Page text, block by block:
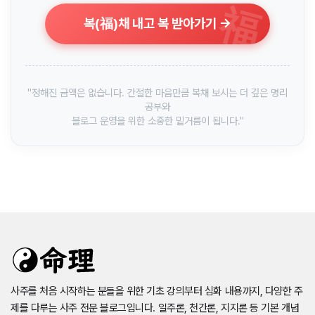
복(福)채 내고 복 받아가기 →福
"정해진 금액은 없습니다. 간절한 마음만큼 복채 보시는 더 깊은 명리
공부와
블로그 운영을 위한 소중한 밑거름이 됩니다."
사주를 처음 시작하는 분들을 위한 기초 강의부터 심화 내용까지, 다양한 주
제를 다루는 사주 전문 블로그입니다. 일주론, 천간론, 지지론 등 기본 개념